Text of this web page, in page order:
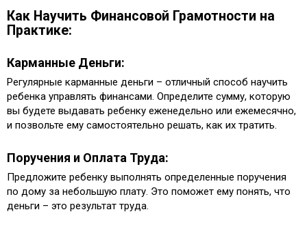
Как Научить Финансовой Грамотности на
Практике:
Карманные Деньги:
Регулярные карманные деньги – отличный способ научить
ребенка управлять финансами. Определите сумму, которую
вы будете выдавать ребенку еженедельно или ежемесячно,
и позвольте ему самостоятельно решать, как их тратить.
Поручения и Оплата Труда:
Предложите ребенку выполнять определенные поручения
по дому за небольшую плату. Это поможет ему понять, что
деньги – это результат труда.